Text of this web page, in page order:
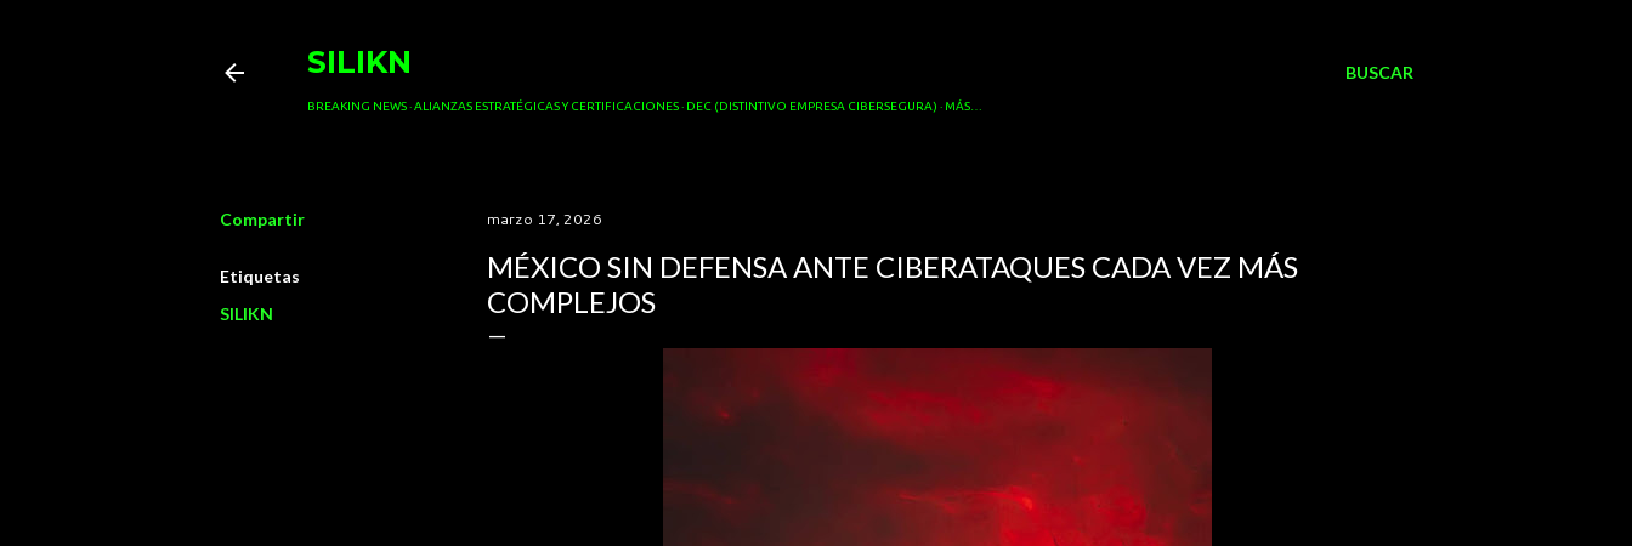
BUSCAR
SILIKN
BREAKING NEWS ALIANZAS ESTRATÉGICAS Y CERTIFICACIONES DEC (DISTINTIVO EMPRESA CIBERSEGURA) MÁS…
Compartir
Etiquetas
SILIKN
marzo 17, 2026
MÉXICO SIN DEFENSA ANTE CIBERATAQUES CADA VEZ MÁS
COMPLEJOS